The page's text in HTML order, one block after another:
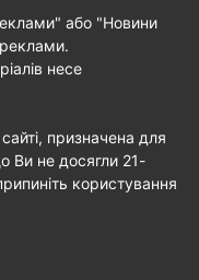
або "Новини
несе
призначена для
Ви не досягли 21-
користування